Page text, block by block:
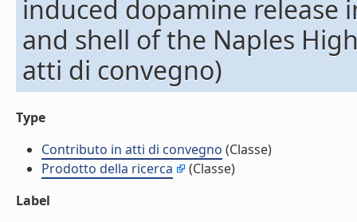
induced dopamine release
and shell of the Naples
atti di convegno)
Type
Contributo in atti di convegno (Classe)
Prodotto della ricerca
(Classe)
Label